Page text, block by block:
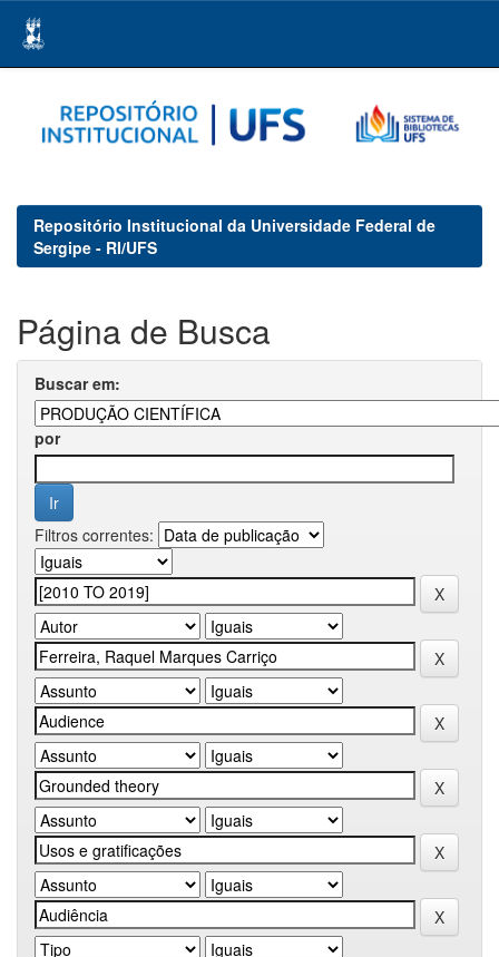
navigation
Repositório Institucional da Universidade Federal de
Sergipe - RI/UFS
Página de Busca
Buscar em:
por
Filtros correntes: